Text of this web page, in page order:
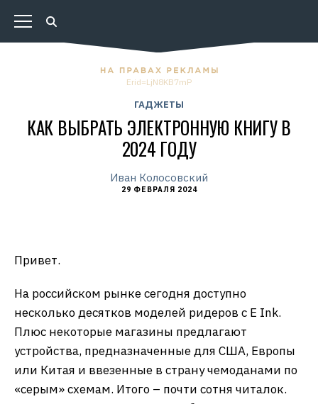
Erid=LjN8KB7mP
ГАДЖЕТЫ
КАК ВЫБРАТЬ ЭЛЕКТРОННУЮ КНИГУ В
2024 ГОДУ
Иван Колосовский
29 ФЕВРАЛЯ 2024
Привет.
На российском рынке сегодня доступно
несколько десятков моделей ридеров с E Ink.
Плюс некоторые магазины предлагают
устройства, предназначенные для США, Европы
или Китая и ввезенные в страну чемоданами по
«серым» схемам. Итого – почти сотня читалок.